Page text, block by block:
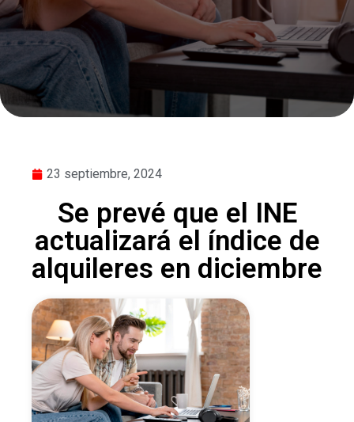
23 septiembre, 2024
Se prevé que el INE
actualizará el índice de
alquileres en diciembre